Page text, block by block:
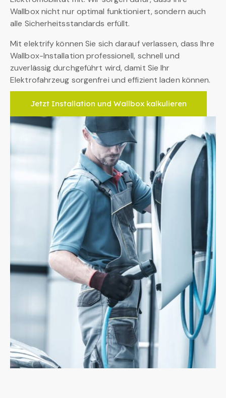
Wallbox nicht nur optimal funktioniert, sondern auch
alle Sicherheitsstandards erfüllt.
Mit elektrify können Sie sich darauf verlassen, dass Ihre
Wallbox-Installation professionell, schnell und
zuverlässig durchgeführt wird, damit Sie Ihr
Elektrofahrzeug sorgenfrei und effizient laden können.
Jetzt Installation und Wallbox kalkulieren